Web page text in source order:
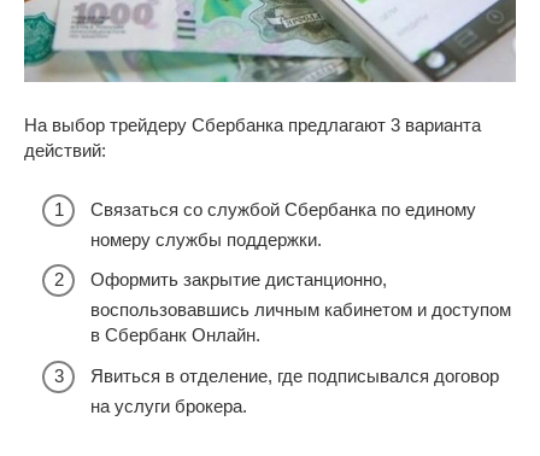
На выбор трейдеру Сбербанка предлагают 3 варианта
действий:
Связаться со службой Сбербанка по единому
номеру службы поддержки.
Оформить закрытие дистанционно,
воспользовавшись личным кабинетом и доступом
в Сбербанк Онлайн.
Явиться в отделение, где подписывался договор
на услуги брокера.